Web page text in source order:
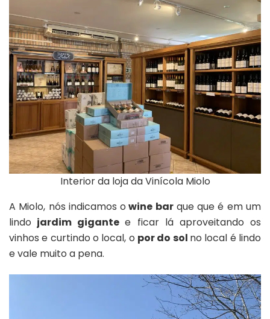
Interior da loja da Vinícola Miolo
A Miolo, nós indicamos o wine barque que é em um
lindo jardim gigantee ficar lá aproveitando os
vinhos e curtindo o local, o por do sol no local é lindo
e vale muito a pena.